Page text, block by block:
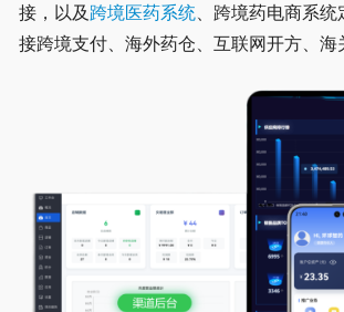
接，以及 跨境医药系统、跨境药电商系
接跨境支付、海外药仓、互联网开方、海